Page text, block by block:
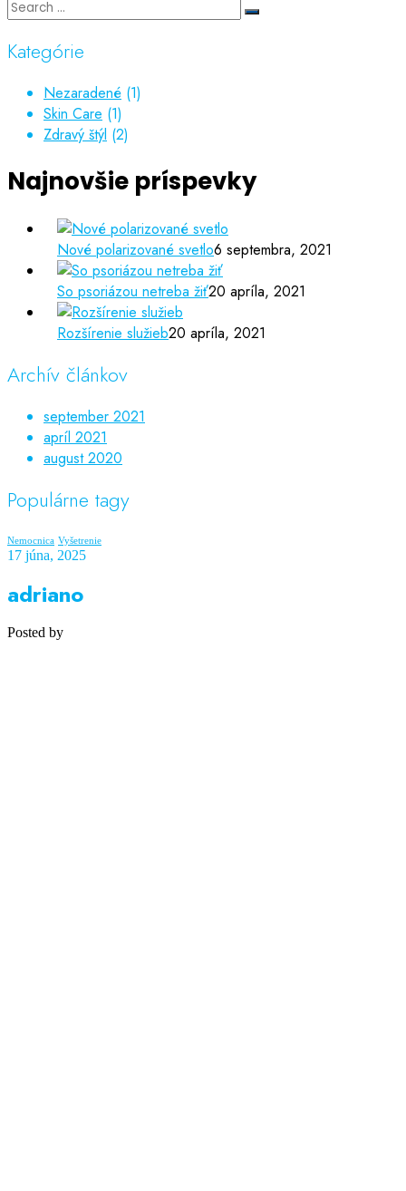
Kategórie
Nezaradené (1)
Skin Care (1)
Zdravý štýl (2)
Najnovšie príspevky
Nové polarizované svetlo6 septembra, 2021
So psoriázou netreba žiť20 apríla, 2021
Rozšírenie služieb20 apríla, 2021
Archív článkov
september 2021
apríl 2021
august 2020
Populárne tagy
Nemocnica Vyšetrenie
17 júna, 2025
adriano
Posted by